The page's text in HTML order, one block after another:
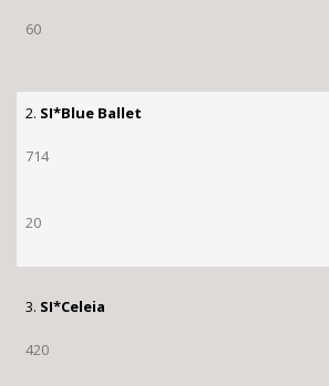
60
2. SI*Blue Ballet
714
20
3. SI*Celeia
420